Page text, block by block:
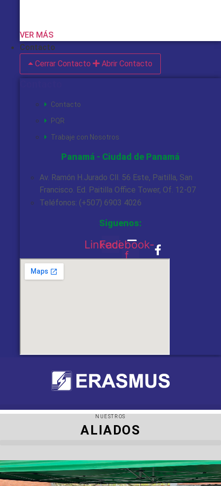
VER MÁS
Contacto
Cerrar Contacto
Abrir Contacto
Contacto
PQR
Trabaje con Nosotros
Panamá - Ciudad de Panamá
Av. Ramón H.Jurado Cll. 56 Este, Paitilla, San
Francisco. Ed. Paitilla Office Tower, Of. 12-07
Teléfonos: (+507) 6903 4026
Siguenos:
Linkedin
Facebook-
f
NUESTROS
ALIADOS